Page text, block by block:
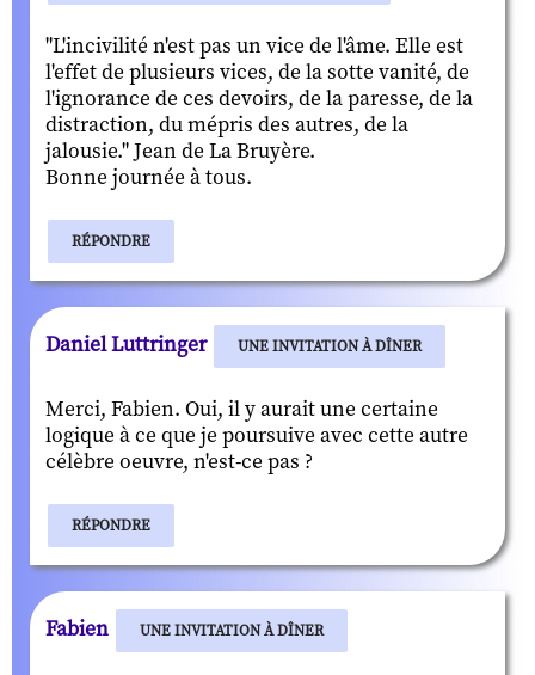
"L'incivilité n'est pas un vice de l'âme. Elle est
l'effet de plusieurs vices, de la sotte vanité, de
l'ignorance de ces devoirs, de la paresse, de la
distraction, du mépris des autres, de la
jalousie." Jean de La Bruyère.
Bonne journée à tous.
RÉPONDRE
Daniel Luttringer UNE INVITATION À DÎNER
Merci, Fabien. Oui, il y aurait une certaine
logique à ce que je poursuive avec cette autre
célèbre oeuvre, n'est-ce pas ?
RÉPONDRE
Fabien UNE INVITATION À DÎNER